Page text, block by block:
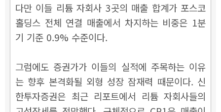
다만 이들 리튬 자회사 3곳의 매출 합계가 포스코
홀딩스 전체 연결 매출에서 차지하는 비중은 1분
기 기준 0.9% 수준이다.
그럼에도 증권가가 이들의 실적에 주목하는 이유
는 향후 본격화될 외형 성장 잠재력 때문이다. 신
한투자증권은 최근 리포트에서 리튬 자회사들의